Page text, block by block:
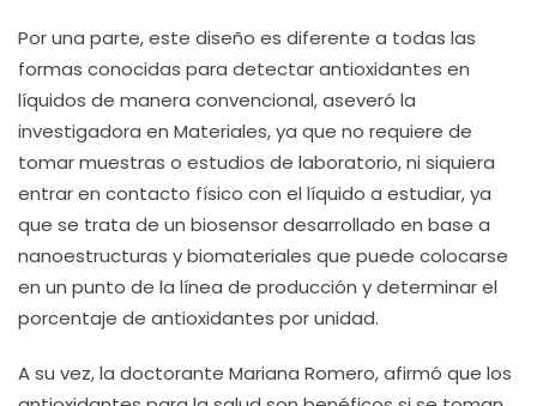
Por una parte, este diseño es diferente a todas las
formas conocidas para detectar antioxidantes en
líquidos de manera convencional, aseveró la
investigadora en Materiales, ya que no requiere de
tomar muestras o estudios de laboratorio, ni siquiera
entrar en contacto físico con el líquido a estudiar, ya
que se trata de un biosensor desarrollado en base a
nanoestructuras y biomateriales que puede colocarse
en un punto de la línea de producción y determinar el
porcentaje de antioxidantes por unidad.
A su vez, la doctorante Mariana Romero, afirmó que los